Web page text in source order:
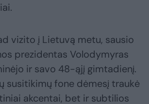
vizito į Lietuvą metu, sausio
prezidentas Volodymyras
ir savo 48-ąjį gimtadienį.
susitikimų fone dėmesį traukė
akcentai, bet ir subtilios